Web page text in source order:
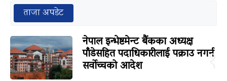
ताजा अपडेट
१
नेपाल इन्भेष्टमेन्ट बैंकका अध्यक्ष
पाँडेसहित पदाधिकारीलाई पक्राउ नगर्न
सर्वोच्चको आदेश